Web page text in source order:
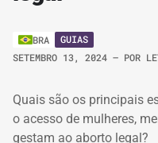
BRA
GUIAS
SETEMBRO 13, 2024 – POR
Quais são os principais
o acesso de mulheres,
gestam ao aborto legal?